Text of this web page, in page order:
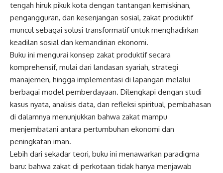
tengah hiruk pikuk kota dengan tantangan kemiskinan,
pengangguran, dan kesenjangan sosial, zakat produktif
muncul sebagai solusi transformatif untuk menghadirkan
keadilan sosial dan kemandirian ekonomi.
Buku ini mengurai konsep zakat produktif secara
komprehensif, mulai dari landasan syariah, strategi
manajemen, hingga implementasi di lapangan melalui
berbagai model pemberdayaan. Dilengkapi dengan studi
kasus nyata, analisis data, dan refleksi spiritual, pembahasan
di dalamnya menunjukkan bahwa zakat mampu
menjembatani antara pertumbuhan ekonomi dan
peningkatan iman.
Lebih dari sekadar teori, buku ini menawarkan paradigma
baru: bahwa zakat di perkotaan tidak hanya menjawab